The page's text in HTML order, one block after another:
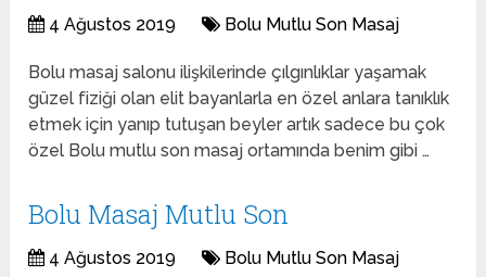
4 Ağustos 2019 Bolu Mutlu Son Masaj
Bolu masaj salonu ilişkilerinde çılgınlıklar yaşamak
güzel fiziği olan elit bayanlarla en özel anlara tanıklık
etmek için yanıp tutuşan beyler artık sadece bu çok
özel Bolu mutlu son masaj ortamında benim gibi …
Bolu Masaj Mutlu Son
4 Ağustos 2019 Bolu Mutlu Son Masaj